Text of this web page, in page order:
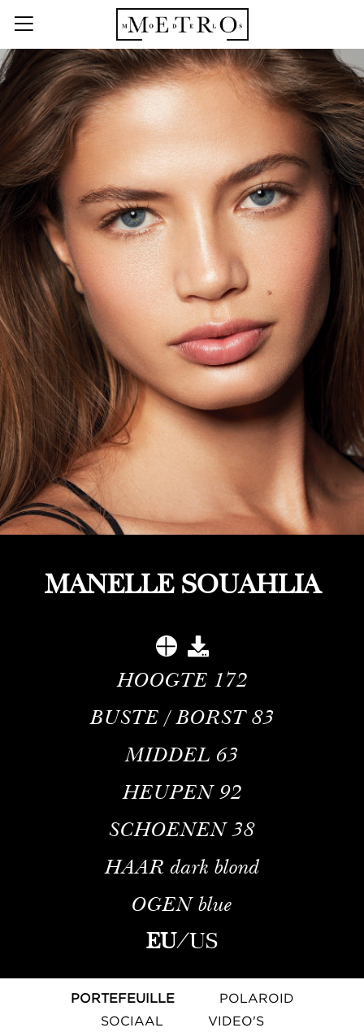
MANELLE SOUAHLIA
HOOGTE 172
BUSTE / BORST 83
MIDDEL 63
HEUPEN 92
SCHOENEN 38
HAAR dark blond
OGEN blue
EU/US
PORTEFEUILLE
POLAROID
SOCIAAL
VIDEO'S